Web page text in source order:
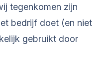
tegenkomen zijn
bedrijf doet (en niet
gebruikt door